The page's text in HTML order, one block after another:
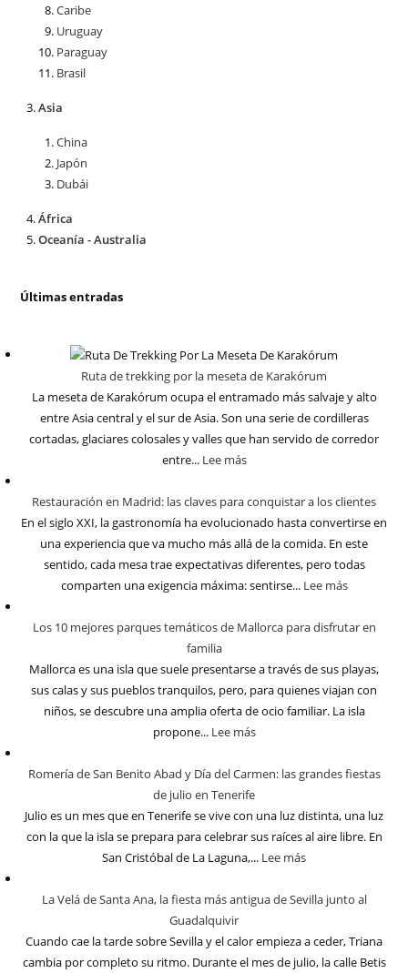
Caribe
Uruguay
Paraguay
Brasil
Asia
China
Japón
Dubái
África
Oceanía - Australia
Últimas entradas
Ruta de trekking por la meseta de Karakórum
La meseta de Karakórum ocupa el entramado más salvaje y alto
entre Asia central y el sur de Asia. Son una serie de cordilleras
cortadas, glaciares colosales y valles que han servido de corredor
entre... Lee más
Restauración en Madrid: las claves para conquistar a los clientes
En el siglo XXI, la gastronomía ha evolucionado hasta convertirse en
una experiencia que va mucho más allá de la comida. En este
sentido, cada mesa trae expectativas diferentes, pero todas
comparten una exigencia máxima: sentirse... Lee más
Los 10 mejores parques temáticos de Mallorca para disfrutar en
familia
Mallorca es una isla que suele presentarse a través de sus playas,
sus calas y sus pueblos tranquilos, pero, para quienes viajan con
niños, se descubre una amplia oferta de ocio familiar. La isla
propone... Lee más
Romería de San Benito Abad y Día del Carmen: las grandes fiestas
de julio en Tenerife
Julio es un mes que en Tenerife se vive con una luz distinta, una luz
con la que la isla se prepara para celebrar sus raíces al aire libre. En
San Cristóbal de La Laguna,... Lee más
La Velá de Santa Ana, la fiesta más antigua de Sevilla junto al
Guadalquivir
Cuando cae la tarde sobre Sevilla y el calor empieza a ceder, Triana
cambia por completo su ritmo. Durante el mes de julio, la calle Betis